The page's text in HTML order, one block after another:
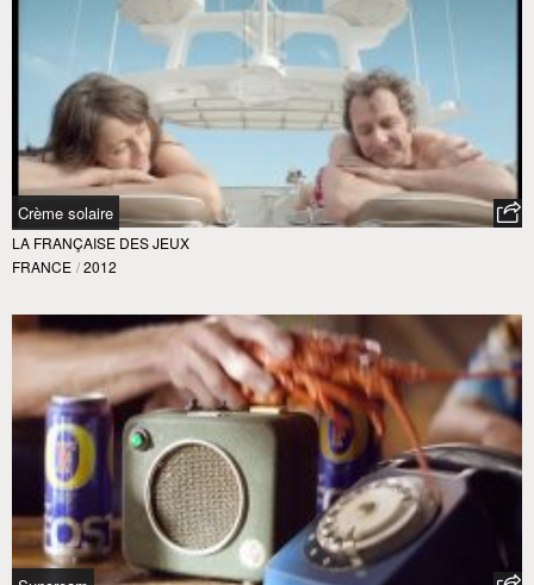
Crème solaire
LA FRANÇAISE DES JEUX
FRANCE / 2012